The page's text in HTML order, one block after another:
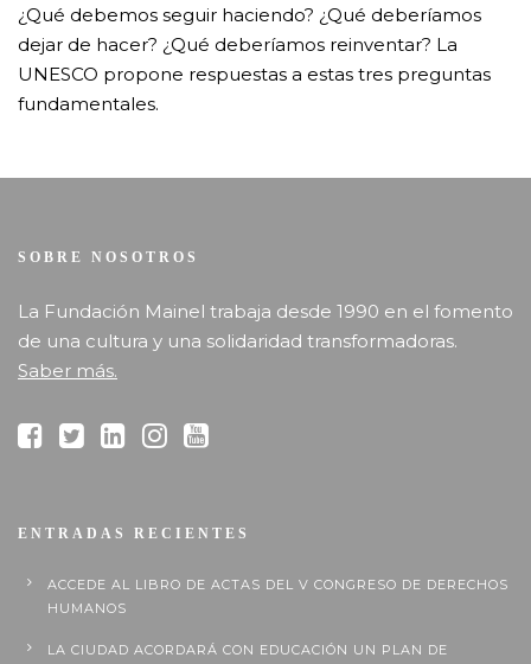
¿Qué debemos seguir haciendo? ¿Qué deberíamos
dejar de hacer? ¿Qué deberíamos reinventar? La
UNESCO propone respuestas a estas tres preguntas
fundamentales.
SOBRE NOSOTROS
La Fundación Mainel trabaja desde 1990 en el fomento
de una cultura y una solidaridad transformadoras.
Saber más.
ENTRADAS RECIENTES
ACCEDE AL LIBRO DE ACTAS DEL V CONGRESO DE DERECHOS
HUMANOS
LA CIUDAD ACORDARÁ CON EDUCACIÓN UN PLAN DE